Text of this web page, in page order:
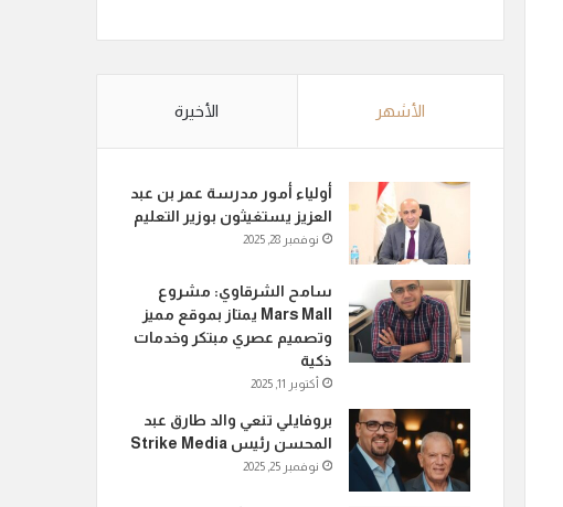
الأشهر الأخيرة
أولياء أمور مدرسة عمر بن عبد
العزيز يستغيثون بوزير التعليم
نوفمبر 28, 2025
سامح الشرقاوي: مشروع
Mars Mall يمتاز بموقع مميز
وتصميم عصري مبتكر وخدمات
ذكية
أكتوبر 11, 2025
بروفايلي تنعي والد طارق عبد
المحسن رئيس Strike Media
نوفمبر 25, 2025